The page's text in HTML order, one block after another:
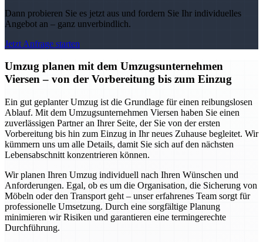
Dann probieren Sie es jetzt aus und fordern Sie Ihr individuelles
Angebot an – ganz unverbindlich.
Jetzt Anfrage starten
Umzug planen mit dem Umzugsunternehmen
Viersen – von der Vorbereitung bis zum Einzug
Ein gut geplanter Umzug ist die Grundlage für einen reibungslosen
Ablauf. Mit dem Umzugsunternehmen Viersen haben Sie einen
zuverlässigen Partner an Ihrer Seite, der Sie von der ersten
Vorbereitung bis hin zum Einzug in Ihr neues Zuhause begleitet. Wir
kümmern uns um alle Details, damit Sie sich auf den nächsten
Lebensabschnitt konzentrieren können.
Wir planen Ihren Umzug individuell nach Ihren Wünschen und
Anforderungen. Egal, ob es um die Organisation, die Sicherung von
Möbeln oder den Transport geht – unser erfahrenes Team sorgt für
professionelle Umsetzung. Durch eine sorgfältige Planung
minimieren wir Risiken und garantieren eine termingerechte
Durchführung.